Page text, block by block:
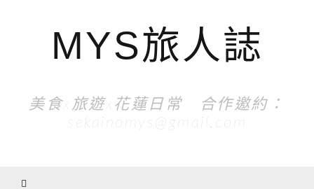
MYS旅人誌
美食x旅遊x花蓮日常 合作邀約：
sekainomys@gmail.com